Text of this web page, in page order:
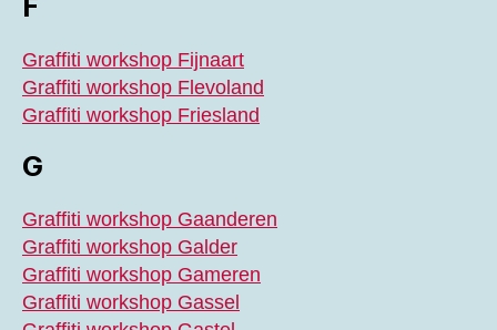
F
Graffiti workshop Fijnaart
Graffiti workshop Flevoland
Graffiti workshop Friesland
G
Graffiti workshop Gaanderen
Graffiti workshop Galder
Graffiti workshop Gameren
Graffiti workshop Gassel